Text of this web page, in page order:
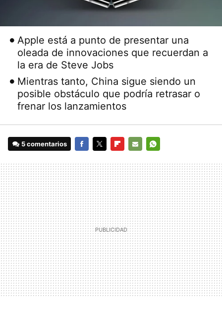
Apple está a punto de presentar una
oleada de innovaciones que recuerdan a
la era de Steve Jobs
Mientras tanto, China sigue siendo un
posible obstáculo que podría retrasar o
frenar los lanzamientos
5 comentarios
MAIL